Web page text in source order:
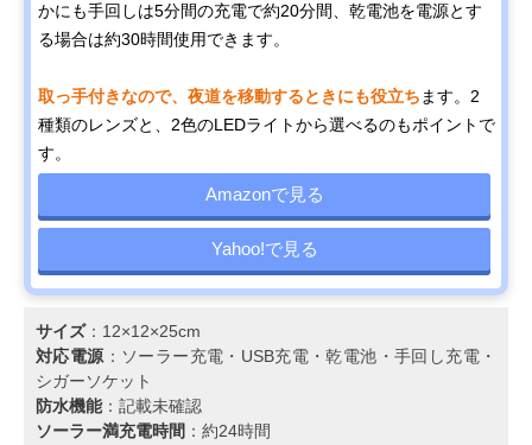
かにも手回しは5分間の充電で約20分間、乾電池を電源とす
る場合は約30時間使用できます。
取っ手付きなので、夜道を移動するときにも役立ちます。2
種類のレンズと、2色のLEDライトから選べるのもポイントで
す。
Amazonで見る
Yahoo!で見る
サイズ：12×12×25cm
対応電源：ソーラー充電・USB充電・乾電池・手回し充電・
シガーソケット
防水機能：記載未確認
ソーラー満充電時間 ：約24時間